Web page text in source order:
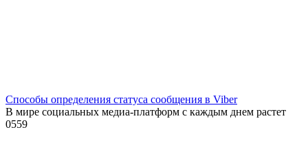
Способы определения статуса сообщения в Viber
В мире социальных медиа-платформ с каждым днем растет
0559